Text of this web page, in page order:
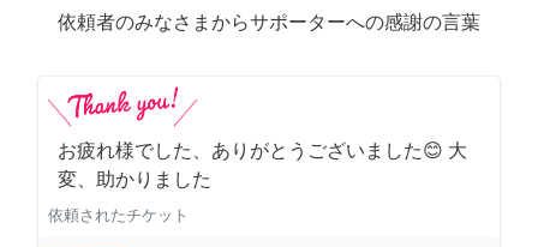
依頼者のみなさまからサポーターへの感謝の言葉
お疲れ様でした、ありがとうございました😊 大
変、助かりました
依頼されたチケット